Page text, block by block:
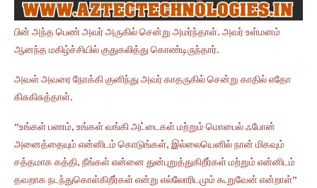
பின் அந்த பெண் அவர் அருகில் சென்று அமர்ந்தாள். அவர் உள்மனம்
ஆனந்த மகிழ்ச்சியில் குதுகலித்து கொண்டிருந்தார்.
அவள் அவரை நோக்கி குனிந்து அவர் காதருகில் சென்று காதில் எதோ
கிசுகிசுத்தாள்.
“உங்கள் பணம், உங்கள் வங்கி அட்டைகள் மற்றும் மொபைல் ஃபோன்
அனைத்தையும் என்னிடம் கொடுங்கள், இல்லையெனில் நான் மிகவும்
சத்தமாக கத்தி, நீங்கள் என்னை துன்புறுத்துகிறீர்கள் மற்றும் என்னிடம்
தவறாக நடந்துகொள்கிறீர்கள் என்று எல்லோரிடமும் கூறுவேன் என்றாள்”